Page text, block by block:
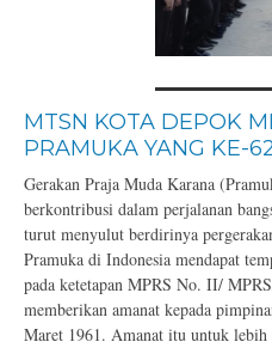
MTSN KOTA DEPOK
PRAMUKA YANG KE-
Gerakan Praja Muda Karana
berkontribusi dalam perjalanan
turut menyulut berdirinya
Pramuka di Indonesia mendapat
pada ketetapan MPRS No. II/
memberikan amanat kepada
Maret 1961. Amanat itu untuk